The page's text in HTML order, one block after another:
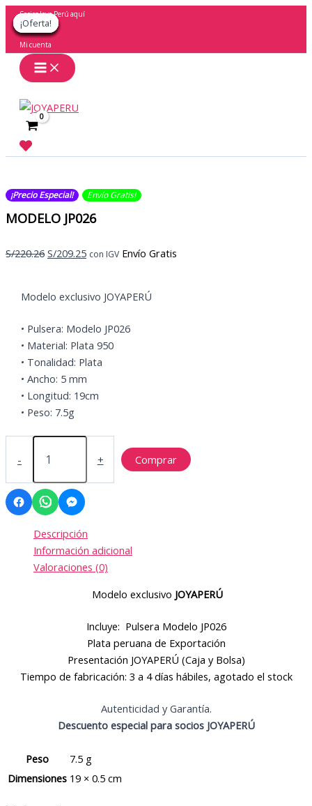
al
contenido
Socios Joya Perú aquí
Mi cuenta
¡Oferta!
¡Precio Especial! Envío Gratis​​​!
MODELO JP026
S/220.26 El
era:
S/209.25El
es:
con IGV Envío Gratis
Modelo exclusivo JOYAPERÚ
• Pulsera: Modelo JP026
• Material: Plata 950
• Tonalidad: Plata
• Ancho: 5 mm
• Longitud: 19cm
• Peso: 7.5g
-
MODELO
cantidad
+ Comprar
Descripción
Información adicional
Valoraciones (0)
Modelo exclusivo JOYAPERÚ
Incluye: Pulsera Modelo JP026
Plata peruana de Exportación
Presentación JOYAPERÚ (Caja y Bolsa)
Tiempo de fabricación: 3 a 4 días hábiles, agotado el stock
Autenticidad y Garantía.
Descuento especial para socios JOYAPERÚ
Peso
7.5 g
Dimensiones 19 × 0.5 cm
¡Oferta!
¡Oferta!
¡Oferta!
¡Oferta!
¡Oferta!
¡Oferta!
¡Oferta!
¡Oferta!